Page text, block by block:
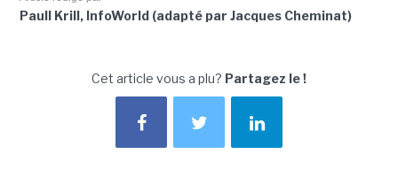
Paull Krill, InfoWorld (adapté par Jacques Cheminat)
Cet article vous a plu? Partagez le !